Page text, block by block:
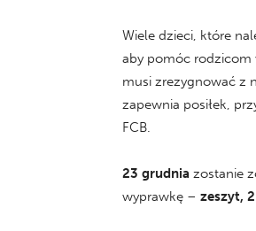
Wiele dzieci, które
aby pomóc rodzicom
musi zrezygnować z
zapewnia posiłek,
FCB.
23 grudnia zostanie
wyprawkę – zeszyt,